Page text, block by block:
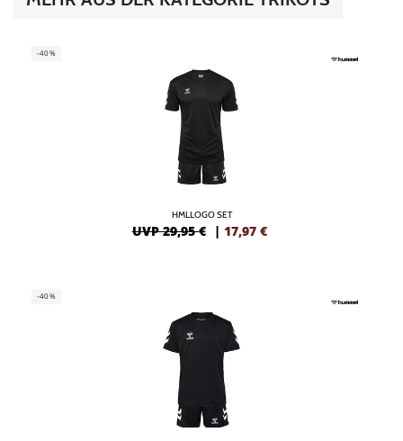
-40%
HMLLOGO SET
UVP 29,95 € | 17,97 €
-40%